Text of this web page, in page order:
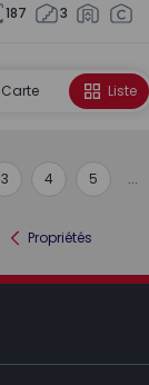
187 3
Carte Liste
3 4 5 ...
Propriétés